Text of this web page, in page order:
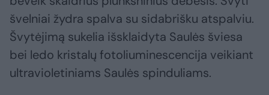
švelniai žydra spalva su sidabrišku atspalviu.
Švytėjimą sukelia išsklaidyta Saulės šviesa
bei ledo kristalų fotoliuminescencija veikiant
ultravioletiniams Saulės spinduliams.